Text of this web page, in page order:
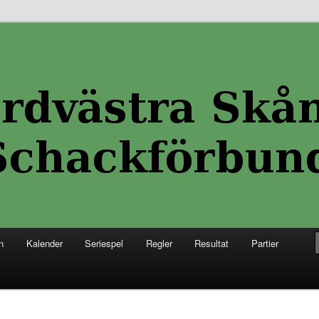
Schackförbund
Kalender Seriespel Regler Resultat Partier